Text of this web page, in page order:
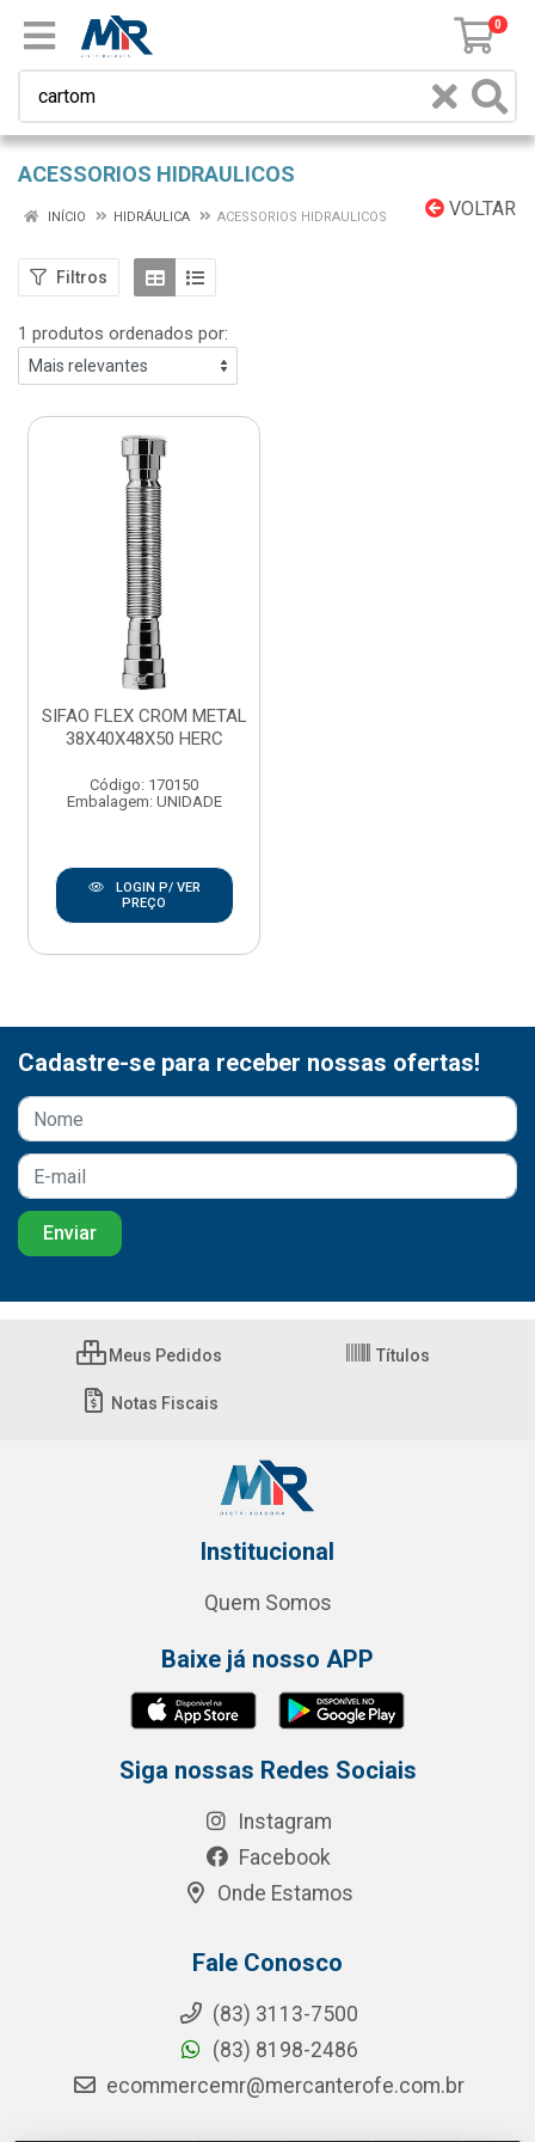
0
ACESSORIOS HIDRAULICOS
VOLTAR
INÍCIO HIDRÁULICA ACESSORIOS HIDRAULICOS
Filtros
1 produtos ordenados por:
SIFAO FLEX CROM METAL
38X40X48X50 HERC
Código: 170150
Embalagem: UNIDADE
LOGIN P/ VER
PREÇO
Cadastre-se para receber nossas ofertas!
Meus Pedidos Títulos
Notas Fiscais
Institucional
Quem Somos
Baixe já nosso APP
Siga nossas Redes Sociais
Instagram
Facebook
Onde Estamos
Fale Conosco
(83) 3113-7500
(83) 8198-2486
ecommercemr@mercanterofe.com.br